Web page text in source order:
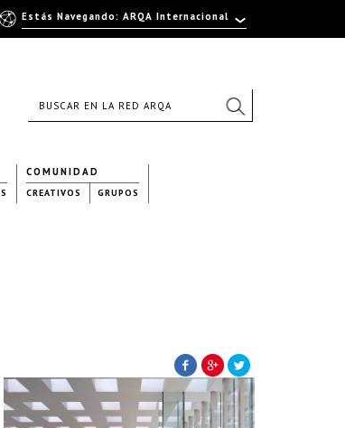
COMUNIDAD
CREATIVOS GRUPOS
Estás Navegando: ARQA Internacional